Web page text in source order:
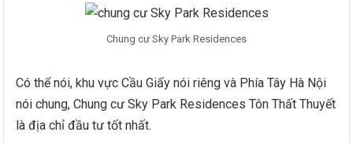
Chung cư Sky Park Residences
Có thể nói, khu vực Cầu Giấy nói riêng và Phía Tây Hà Nội
nói chung, Chung cư Sky Park Residences Tôn Thất Thuyết
là địa chỉ đầu tư tốt nhất.